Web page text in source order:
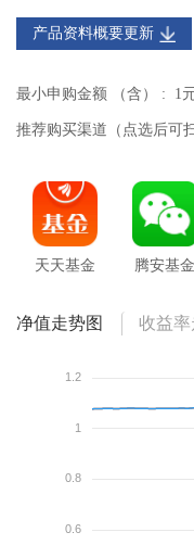
产品资料概要更新
最小申购金额 （含） : 1
推荐购买渠道（点选后可
天天基金 腾安基金
净值走势图 收益率